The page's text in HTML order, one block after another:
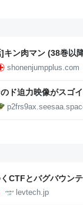
キン肉マン (38巻以
shonenjumpplus.com
ド迫力映像がスゴ
CTFとバグバウン
ォーカス】 - レバ
levtech.jp